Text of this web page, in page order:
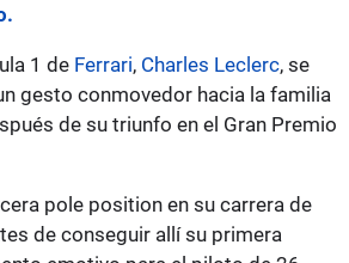
1 de Ferrari, Charles Leclerc, se
gesto conmovedor hacia la familia
de su triunfo en el Gran Premio
pole position en su carrera de
de conseguir allí su primera